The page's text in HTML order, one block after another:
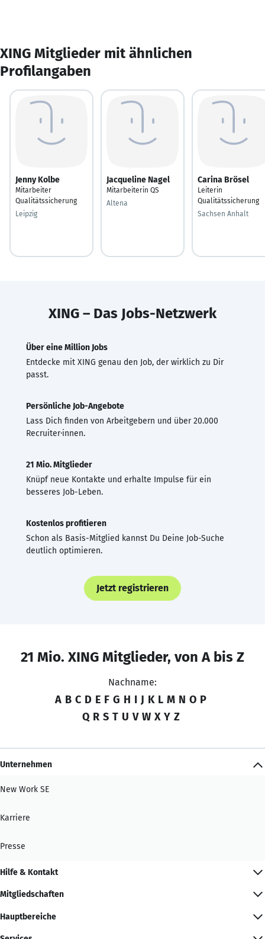
XING Mitglieder mit ähnlichen
Profilangaben
Jenny Kolbe
Mitarbeiter
Qualitätssicherung
Leipzig
Jacqueline Nagel
Mitarbeiterin QS
Altena
Carina Brösel
Leiterin
Qualitätssicherung
Sachsen Anhalt
XING – Das Jobs-Netzwerk
Über eine Million Jobs
Entdecke mit XING genau den Job, der wirklich zu Dir
passt.
Persönliche Job-Angebote
Lass Dich finden von Arbeitgebern und über 20.000
Recruiter·innen.
21 Mio. Mitglieder
Knüpf neue Kontakte und erhalte Impulse für ein
besseres Job-Leben.
Kostenlos profitieren
Schon als Basis-Mitglied kannst Du Deine Job-Suche
deutlich optimieren.
Jetzt registrieren
21 Mio. XING Mitglieder, von A bis Z
Nachname:
A B C D E F G H I J K L M N O P
Q R S T U V W X Y Z
Unternehmen
New Work SE
Karriere
Presse
Hilfe & Kontakt
Mitgliedschaften
Hauptbereiche